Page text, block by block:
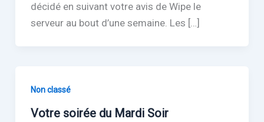
décidé en suivant votre avis de Wipe le
serveur au bout d’une semaine. Les […]
Non classé
Votre soirée du Mardi Soir